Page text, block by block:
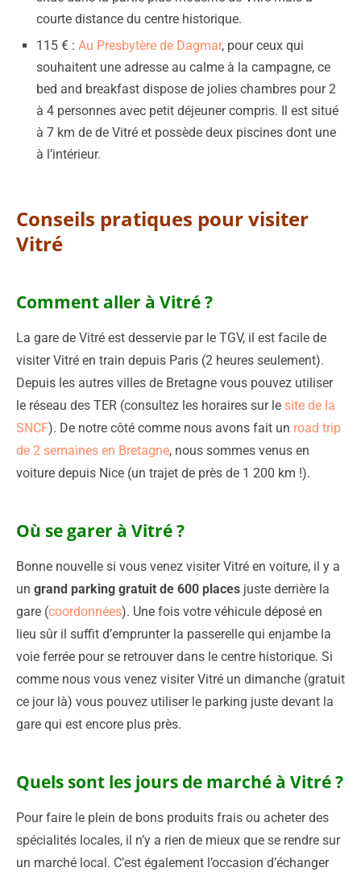
courte distance du centre historique.
115 € : Au Presbytère de Dagmar, pour ceux qui
souhaitent une adresse au calme à la campagne, ce
bed and breakfast dispose de jolies chambres pour 2
à 4 personnes avec petit déjeuner compris. Il est situé
à 7 km de de Vitré et possède deux piscines dont une
à l’intérieur.
Conseils pratiques pour visiter
Vitré
Comment aller à Vitré ?
La gare de Vitré est desservie par le TGV, il est facile de
visiter Vitré en train depuis Paris (2 heures seulement).
Depuis les autres villes de Bretagne vous pouvez utiliser
le réseau des TER (consultez les horaires sur le site de la
SNCF). De notre côté comme nous avons fait un road trip
de 2 semaines en Bretagne, nous sommes venus en
voiture depuis Nice (un trajet de près de 1 200 km !).
Où se garer à Vitré ?
Bonne nouvelle si vous venez visiter Vitré en voiture, il y a
un grand parking gratuit de 600 places juste derrière la
gare (coordonnées). Une fois votre véhicule déposé en
lieu sûr il suffit d’emprunter la passerelle qui enjambe la
voie ferrée pour se retrouver dans le centre historique. Si
comme nous vous venez visiter Vitré un dimanche (gratuit
ce jour là) vous pouvez utiliser le parking juste devant la
gare qui est encore plus près.
Quels sont les jours de marché à Vitré ?
Pour faire le plein de bons produits frais ou acheter des
spécialités locales, il n’y a rien de mieux que se rendre sur
un marché local. C’est également l’occasion d’échanger